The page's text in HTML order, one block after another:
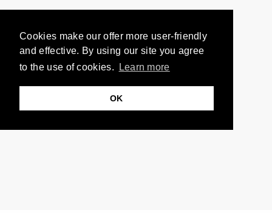
Cookies make our offer more user-friendly
and effective. By using our site you agree
to the use of cookies.
Learn more
OK